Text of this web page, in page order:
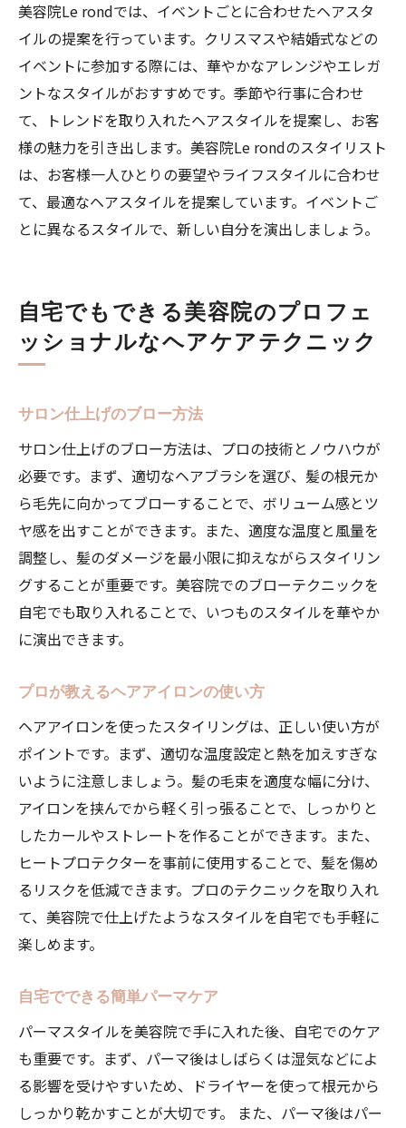
美容院Le rondでは、イベントごとに合わせたヘアスタ
イルの提案を行っています。クリスマスや結婚式などの
イベントに参加する際には、華やかなアレンジやエレガ
ントなスタイルがおすすめです。季節や行事に合わせ
て、トレンドを取り入れたヘアスタイルを提案し、お客
様の魅力を引き出します。美容院Le rondのスタイリスト
は、お客様一人ひとりの要望やライフスタイルに合わせ
て、最適なヘアスタイルを提案しています。イベントご
とに異なるスタイルで、新しい自分を演出しましょう。
自宅でもできる美容院のプロフェ
ッショナルなヘアケアテクニック
サロン仕上げのブロー方法
サロン仕上げのブロー方法は、プロの技術とノウハウが
必要です。まず、適切なヘアブラシを選び、髪の根元か
ら毛先に向かってブローすることで、ボリューム感とツ
ヤ感を出すことができます。また、適度な温度と風量を
調整し、髪のダメージを最小限に抑えながらスタイリン
グすることが重要です。美容院でのブローテクニックを
自宅でも取り入れることで、いつものスタイルを華やか
に演出できます。
プロが教えるヘアアイロンの使い方
ヘアアイロンを使ったスタイリングは、正しい使い方が
ポイントです。まず、適切な温度設定と熱を加えすぎな
いように注意しましょう。髪の毛束を適度な幅に分け、
アイロンを挟んでから軽く引っ張ることで、しっかりと
したカールやストレートを作ることができます。また、
ヒートプロテクターを事前に使用することで、髪を傷め
るリスクを低減できます。プロのテクニックを取り入れ
て、美容院で仕上げたようなスタイルを自宅でも手軽に
楽しめます。
自宅でできる簡単パーマケア
パーマスタイルを美容院で手に入れた後、自宅でのケア
も重要です。まず、パーマ後はしばらくは湿気などによ
る影響を受けやすいため、ドライヤーを使って根元から
しっかり乾かすことが大切です。 また、パーマ後はパー